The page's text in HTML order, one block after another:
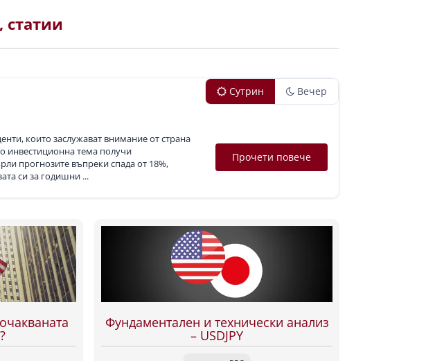
Сутрин Вечер
които заслужават внимание от страна
инвестиционна тема получи
прогнозите въпреки спада от 18%,
си за годишни ...
Прочети повече
Фундаментален и технически анализ
– USDJPY